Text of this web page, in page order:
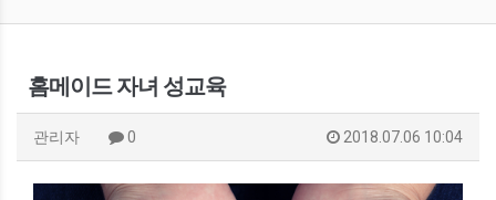
홈메이드 자녀 성교육
관리자 0 2018.07.06 10:04